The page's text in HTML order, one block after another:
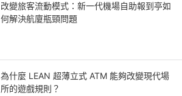
改變旅客流動模式：新一代機場自助報到亭如
何解決航廈瓶頸問題
為什麼 LEAN 超薄立式 ATM 能夠改變現代場
所的遊戲規則？